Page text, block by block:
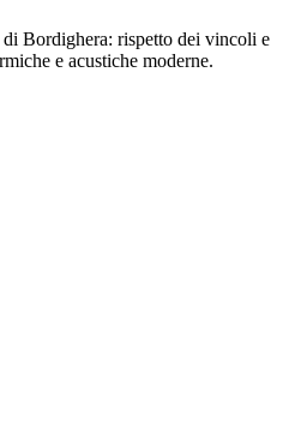
Bordighera: rispetto dei vincoli e
e acustiche moderne.